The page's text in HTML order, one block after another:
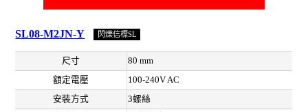
SL08-M2JN-Y 閃爍信標SL
尺寸
80 mm
額定電壓
100-240V AC
安裝方式
3螺絲